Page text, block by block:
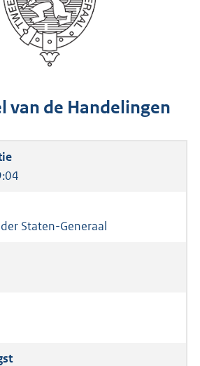
van de Handelingen
Staten-Generaal